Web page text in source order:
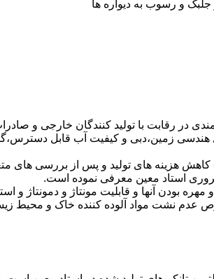
و رسوب به دیواره ها
در رقابت با تولید کنندگان خارجی و
زمین،دبی و کیفیت آب قابل
هزینه های تولید و پس از بررسی های
استاد معین معرفی نموده است.
آنها و قابلیت مونتاژ و دمونتاژ و
نشت مواد آلوده کننده خاک و محیط